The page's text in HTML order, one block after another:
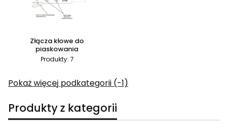
Złącza kłowe do
piaskowania
Produkty: 7
Pokaż więcej podkategorii (-1)
Produkty z kategorii